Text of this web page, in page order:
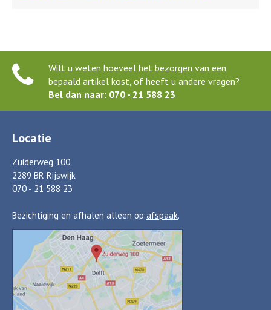
Wilt u weten hoeveel het bezorgen van een
bepaald artikel kost, of heeft u andere vragen?
Bel dan naar: 070 - 21 588 23
Locatie
Zuiderweg 100
2289 BR Rijswijk
070 - 21 588 23
Bezichtiging en afhalen alleen op afspaak.